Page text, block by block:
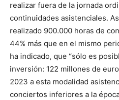
realizar fuera de la jornada
continuidades asistenciales.
realizado 900.000 horas de
44% más que en el mismo
ha indicado, que “sólo es
inversión: 122 millones de
2023 a esta modalidad
conciertos inferiores a la